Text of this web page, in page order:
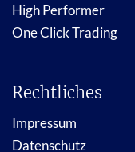
High Performer
One Click Trading
Rechtliches
Impressum
Datenschutz